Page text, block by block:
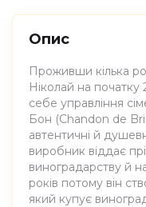
Опис
Проживши кілька
Ніколай на початку
себе управління
Бон (Chandon de
автентичні й
виробник віддає
виноградарству й
років потому він
який купує